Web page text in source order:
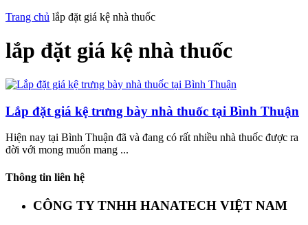
Trang chủ lắp đặt giá kệ nhà thuốc
lắp đặt giá kệ nhà thuốc
Lắp đặt giá kệ trưng bày nhà thuốc tại Bình Thuận
Hiện nay tại Bình Thuận đã và đang có rất nhiều nhà thuốc được ra
đời với mong muốn mang ...
Thông tin liên hệ
CÔNG TY TNHH HANATECH VIỆT NAM